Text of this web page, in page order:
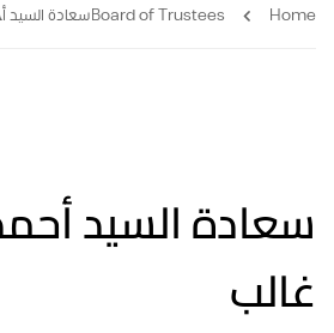
Board of Trustees​سعادة السيد أحمد
السيد أحمد